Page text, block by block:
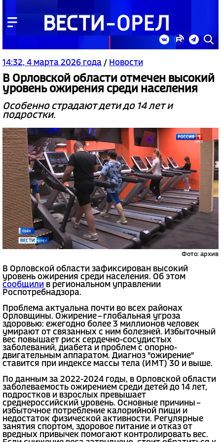
14:32, 4 марта 2026 года / Новости
В Орловской области отмечен высокий
уровень ожирения среди населения
Особенно страдают дети до 14 лет и
подростки.
Фото: архив
В Орловской области зафиксирован высокий
уровень ожирения среди населения. Об этом
сообщили в региональном управлении
Роспотребнадзора.
Проблема актуальна почти во всех районах
Орловщины. Ожирение – глобальная угроза
здоровью: ежегодно более 3 миллионов человек
умирают от связанных с ним болезней. Избыточный
вес повышает риск сердечно-сосудистых
заболеваний, диабета и проблем с опорно-
двигательным аппаратом. Диагноз "ожирение"
ставится при индексе массы тела (ИМТ) 30 и выше.
По данным за 2022-2024 годы, в Орловской области
заболеваемость ожирением среди детей до 14 лет,
подростков и взрослых превышает
среднероссийский уровень. Основные причины –
избыточное потребление калорийной пищи и
недостаток физической активности. Регулярные
занятия спортом, здоровое питание и отказ от
вредных привычек помогают контролировать вес.